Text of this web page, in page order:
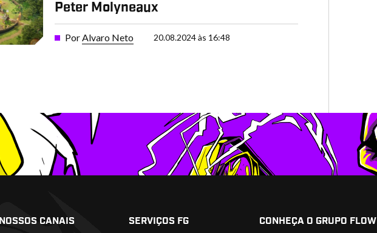
Peter Molyneaux
PorAlvaro Neto 20.08.2024 às 16:48
NOSSOS CANAIS SERVIÇOS FG CONHEÇA O GRUPO FLOW